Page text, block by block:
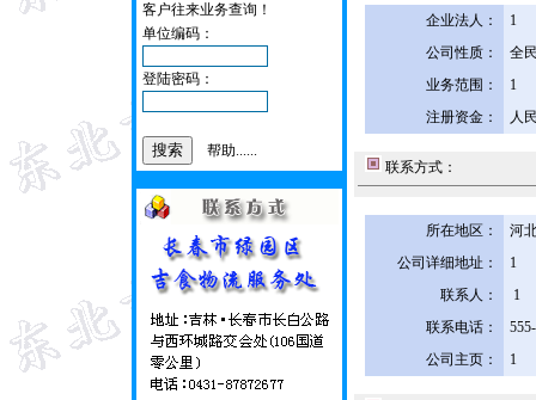
客户往来业务查询！
单位编码：
登陆密码：
帮助......
企业法人：
1
公司性质：
全
业务范围：
1
注册资金：
人
联系方式：
所在地区：
河
公司详细地址：
1
联系人：
1
联系电话：
公司主页：
1